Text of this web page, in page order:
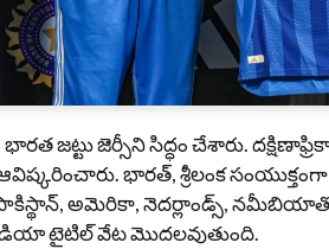
జట్టు జెర్సీని సిద్ధం చేశారు.
భారత్, శ్రీలంక
పాకిస్థాన్, అమెరికా, నెదర్లాండ్స్,
టైటిల్‌ వేట మొదలవుతుంది.